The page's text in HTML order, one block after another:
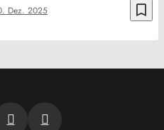
bookmark_border
Dez. 2025